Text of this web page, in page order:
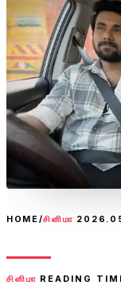
HOME/சினிமா
சினிமா READING